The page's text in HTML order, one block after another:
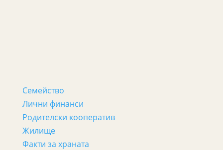
Семейство
Лични финанси
Родителски кооператив
Жилище
Факти за храната